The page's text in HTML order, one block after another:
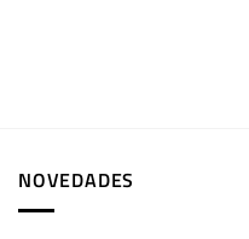
NOVEDADES